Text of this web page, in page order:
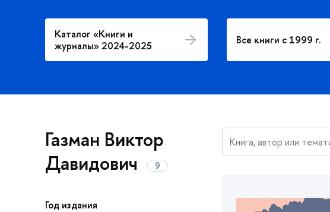
Каталог «Книги и
журналы» 2024-2025
се книги с 1999 г.
Газман Виктор
Давидович
Год издания